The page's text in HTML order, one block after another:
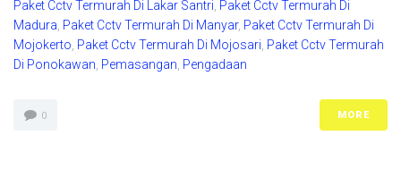
Paket Cctv Termurah Di Lakar Santri Paket Cctv Termurah Di
Madura Paket Cctv Termurah Di Manyar, Paket Cctv Termurah Di
Mojokerto Paket Cctv Termurah Di Mojosari Paket Cctv Termurah
Di Ponokawan Pemasangan Pengadaan
0 MORE